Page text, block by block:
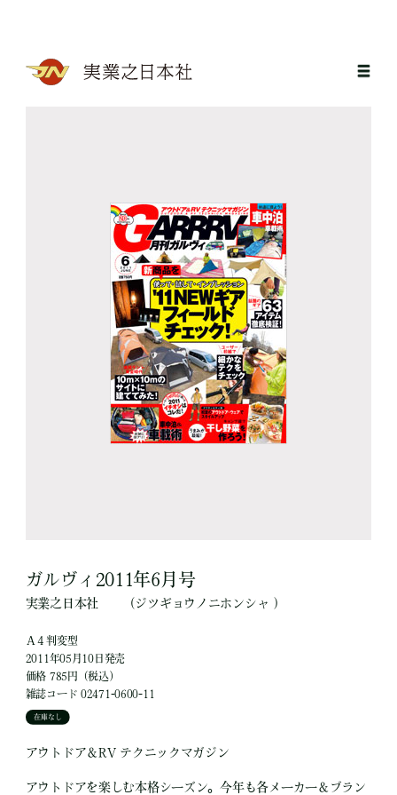
ガルヴィ2011年6月号
実業之日本社 （ジツギョウノニホンシャ ）
Ａ４判変型
2011年05月10日発売
価格 785円（税込）
雑誌コード 02471-0600-11
在庫なし
アウトドア＆RV テクニックマガジン
アウトドアを楽しむ本格シーズン。今年も各メーカー＆ブラン